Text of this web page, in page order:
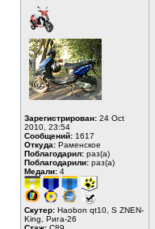
Зарегистрирован: 24 Oct
2010, 23:54
Сообщений: 1617
Откуда: Раменское
Поблагодарил: раз(а)
Поблагодарили: раз(а)
Медали: 4
Скутер: Haobon qt10, S ZNEN-
King, Рига-26